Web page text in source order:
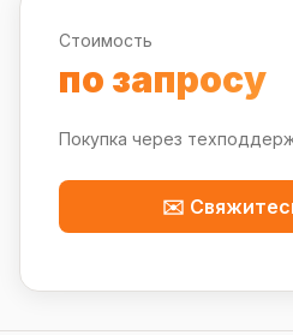
Стоимость
по запросу
Покупка через
✉️